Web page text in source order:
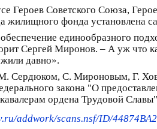
Героев Советского Союза,
жилищного фонда установлена
единообразного
Сергей Миронов. – А уж что
давно».
Сердюком, С. Мироновым, Г.
закона "О
ордена Трудовой
addwork/scans.nsf/ID/